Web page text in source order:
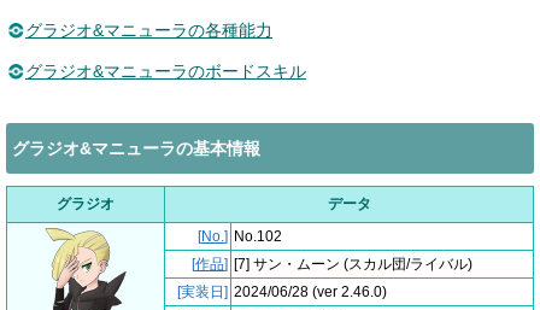
グラジオ&マニューラの各種能力
グラジオ&マニューラのボードスキル
グラジオ&マニューラの基本情報
グラジオ
データ
[No.] No.102
[作品] [7] サン・ムーン (スカル団/ライバル)
[実装日] 2024/06/28 (ver 2.46.0)